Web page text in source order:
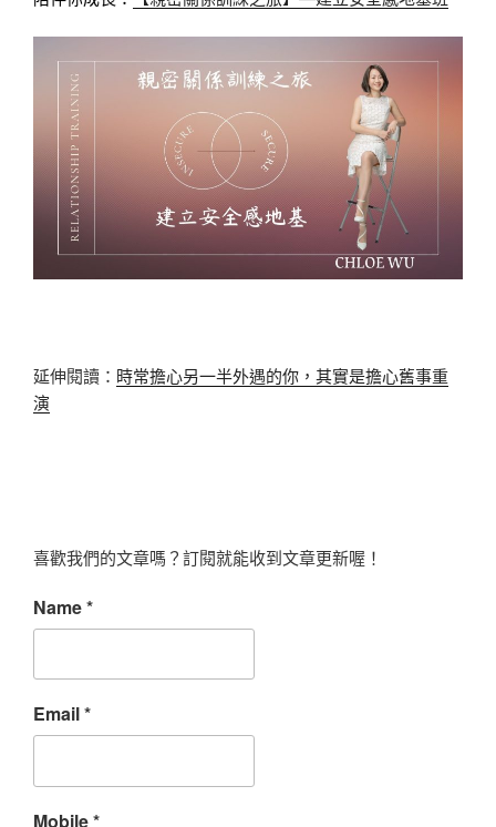
延伸閱讀： 時常擔心另一半外遇的你，其實是擔心舊事重
演
喜歡我們的文章嗎？訂閱就能收到文章更新喔！
Name*
Email*
Mobile*